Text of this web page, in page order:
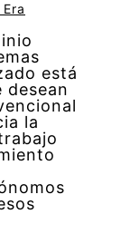
está
desean
la